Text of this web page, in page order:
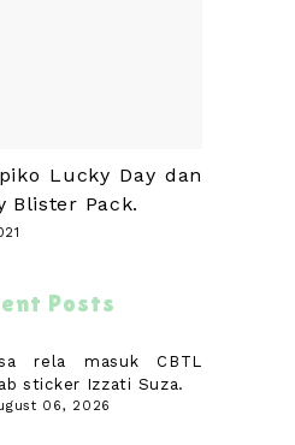
Lucky Day dan
Blister Pack.
Posts
rela masuk CBTL
sticker Izzati Suza.
06, 2026